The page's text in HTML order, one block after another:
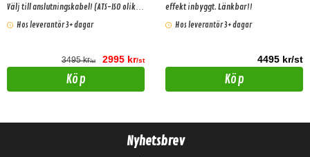
Välj till anslutningskabel! (ATS-ISO olika
versioner)
Hos leverantör 3+ dagar
3495 kr/st 2995 kr/st
Köp
effekt inbyggt. Länkbar!!
Hos leverantör 3+ dagar
4495 kr/st
Köp
Nyhetsbrev